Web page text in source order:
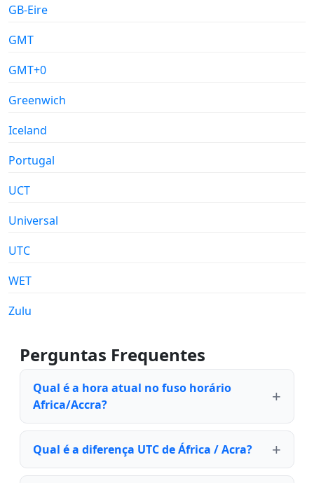
GB-Eire
GMT
GMT+0
Greenwich
Iceland
Portugal
UCT
Universal
UTC
WET
Zulu
Perguntas Frequentes
Qual é a hora atual no fuso horário
Africa/Accra?
Qual é a diferença UTC de África / Acra?